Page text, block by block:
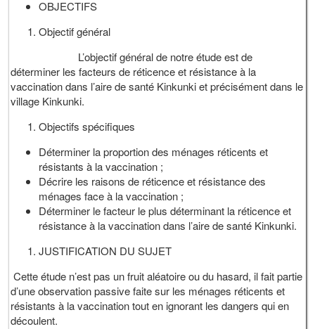
OBJECTIFS
Objectif général
L’objectif général de notre étude est de
déterminer les facteurs de réticence et résistance à la
vaccination dans l’aire de santé Kinkunki et précisément dans le
village Kinkunki.
Objectifs spécifiques
Déterminer la proportion des ménages réticents et
résistants à la vaccination ;
Décrire les raisons de réticence et résistance des
ménages face à la vaccination ;
Déterminer le facteur le plus déterminant la réticence et
résistance à la vaccination dans l’aire de santé Kinkunki.
JUSTIFICATION DU SUJET
Cette étude n’est pas un fruit aléatoire ou du hasard, il fait partie
d’une observation passive faite sur les ménages réticents et
résistants à la vaccination tout en ignorant les dangers qui en
découlent.